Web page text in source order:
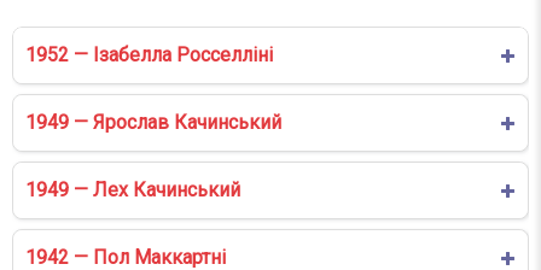
1952 — Ізабелла Росселліні
1949 — Ярослав Качинський
1949 — Лех Качинський
1942 — Пол Маккартні